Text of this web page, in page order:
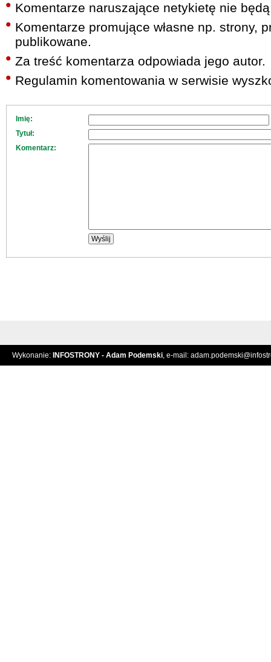
Komentarze naruszające netykietę nie
Komentarze promujące własne np. strony,
publikowane.
Za treść komentarza odpowiada jego autor.
Regulamin komentowania w serwisie
Imię:
Tytuł:
Komentarz:
Wykonanie: INFOSTRONY - Adam Podemski, e-mail: